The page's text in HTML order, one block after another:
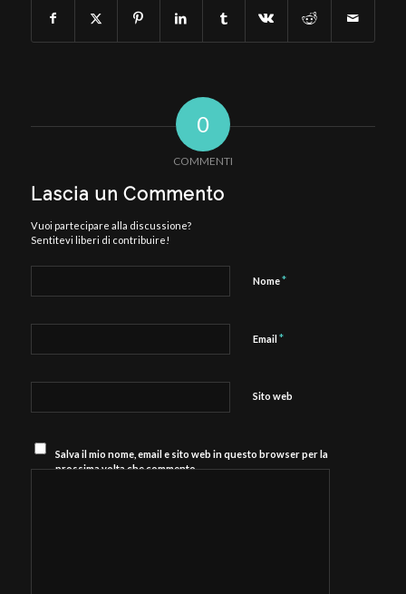
0
COMMENTI
Lascia un Commento
Vuoi partecipare alla discussione?
Sentitevi liberi di contribuire!
Nome*
Email *
Sito web
Salva il mio nome, email e sito web in questo browser per la
prossima volta che commento.